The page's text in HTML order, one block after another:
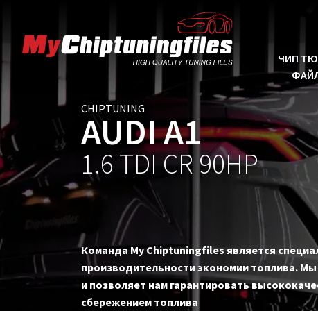
ЧИП
CHIPTUNING
AUDI A1
1.6 TDI CR 90HP
Команда My Chiptuningfiles является
производительности экономии топлива.
и позволяет нам гарантировать
сбережением топлива